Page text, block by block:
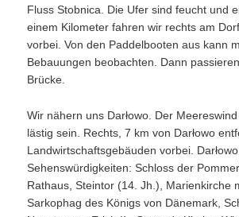
Fluss Stobnica. Die Ufer sind feucht und
einem Kilometer fahren wir rechts am
vorbei. Von den Paddelbooten aus kann
Bebauungen beobachten. Dann
Brücke.
Wir nähern uns Darłowo. Der
lästig sein. Rechts, 7 km von Darłowo
Landwirtschaftsgebäuden vorbei.
Sehenswürdigkeiten: Schloss der
Rathaus, Steintor (14. Jh.), Marienkirche
Sarkophag des Königs von Dänemark,